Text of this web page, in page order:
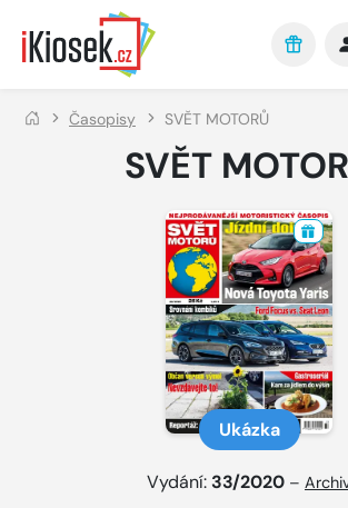
Přejít na hlavní obsah
Časopisy SVĚT MOTORŮ
SVĚT
Ukázka
Vydání: 33/2020 –